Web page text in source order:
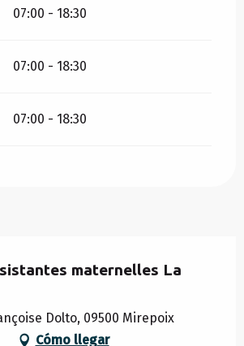
07:00 - 18:30
07:00 - 18:30
07:00 - 18:30
maternelles La
Dolto, 09500 Mirepoix
Cómo llegar